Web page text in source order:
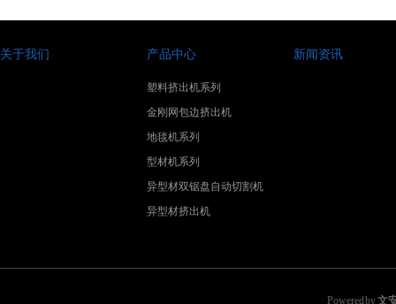
关于我们 产品中心
塑料挤出机系列
金刚网包边挤出机
地毯机系列
型材机系列
异型材双锯盘自动切割机
异型材挤出机
新闻资讯
Powered by文